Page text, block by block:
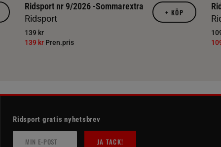
Ridsport nr 9/2026 -Sommarextra
Ridsport
139 kr
139 kr Pren.pris
+ KÖP
Ridsport gratis nyhetsbrev
JA TACK!